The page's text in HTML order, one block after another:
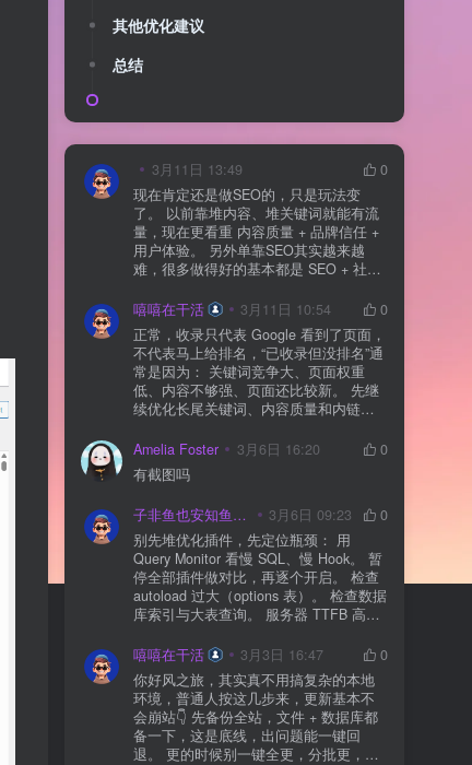
其他优化建议
总结
3月11日 13:49
0
现在肯定还是做SEO的，只是玩法变
了。 以前靠堆内容、堆关键词就能有流
量，现在更看重 内容质量 + 品牌信任 +
用户体验。 另外单靠SEO其实越来越
难，很多做得好的基本都是 SEO + 社媒
质还是一个长期获客渠道，但不能再当
成唯一渠道了。
嘻嘻在干活 3月11日 10:54
0
正常，收录只代表 Google 看到了页面，
不代表马上给排名，“已收录但没排名”通
常是因为： 关键词竞争大、页面权重
低、内容不够强、页面还比较新。 先继
续优化长尾关键词、内容质量和内链，
Amelia Foster
3月6日 16:20
0
有截图吗
子非鱼也安知鱼之乐 3月6日 09:23
0
别先堆优化插件，先定位瓶颈： 用
Query Monitor 看慢 SQL、慢 Hook。 暂
停全部插件做对比，再逐个开启。 检查
autoload 过大（options 表）。 检查数据
库索引与大表查询。 服务器 TTFB 高就
嘻嘻在干活
3月3日 16:47
0
你好风之旅，其实真不用搞复杂的本地
环境，普通人按这几步来，更新基本不
会崩站👇 先备份全站，文件 + 数据库都
备一下，这是底线，出问题能一键回
退。 更的时候别一键全更，分批更，先